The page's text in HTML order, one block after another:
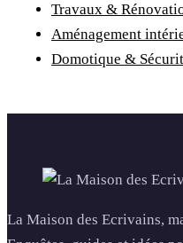
Travaux &
Aménagement
Domotique &
La Maison des Ecrivains,